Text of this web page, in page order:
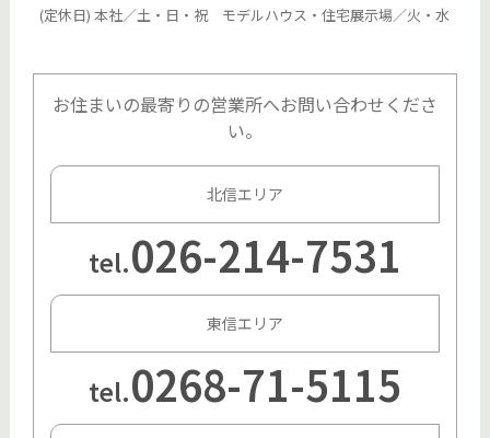
(定休日) 本社／土・日・祝 モデルハウス・住宅展示場／火・水
お住まいの最寄りの営業所へお問い合わせくださ
い。
北信エリア
tel.026-214-7531
東信エリア
tel.0268-71-5115